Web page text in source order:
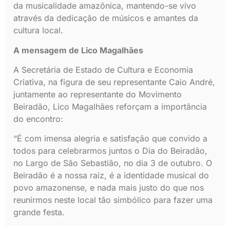
da musicalidade amazônica, mantendo-se vivo
através da dedicação de músicos e amantes da
cultura local.
A mensagem de Lico Magalhães
A Secretária de Estado de Cultura e Economia
Criativa, na figura de seu representante Caio André,
juntamente ao representante do Movimento
Beiradão, Lico Magalhães reforçam a importância
do encontro:
“É com imensa alegria e satisfação que convido a
todos para celebrarmos juntos o Dia do Beiradão,
no Largo de São Sebastião, no dia 3 de outubro. O
Beiradão é a nossa raiz, é a identidade musical do
povo amazonense, e nada mais justo do que nos
reunirmos neste local tão simbólico para fazer uma
grande festa.